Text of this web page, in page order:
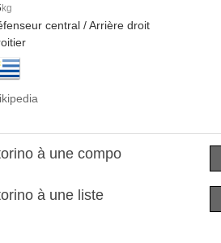
kg
central / Arrière droit
à une compo
à une liste